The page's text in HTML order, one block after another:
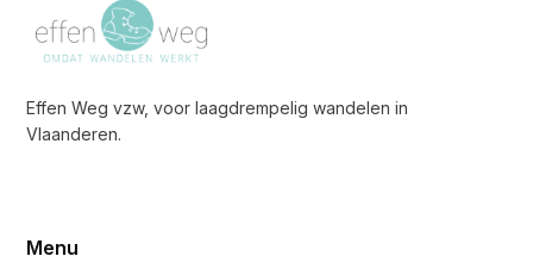
Effen Weg vzw, voor laagdrempelig wandelen in
Vlaanderen.
Menu